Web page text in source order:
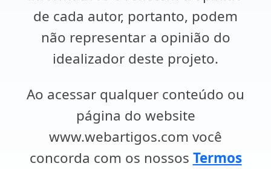
de cada autor, portanto, podem
não representar a opinião do
idealizador deste projeto.
Ao acessar qualquer conteúdo ou
página do website
www.webartigos.com você
concorda com os nossos Termos